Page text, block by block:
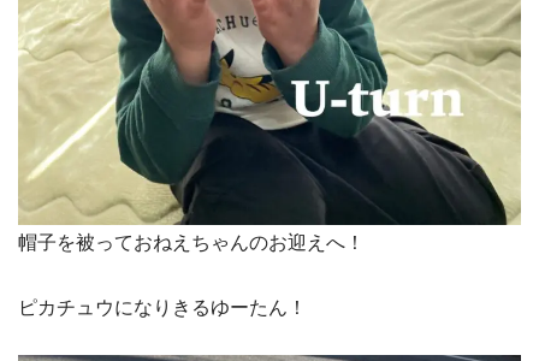
帽子を被っておねえちゃんのお迎えへ！
ピカチュウになりきるゆーたん！